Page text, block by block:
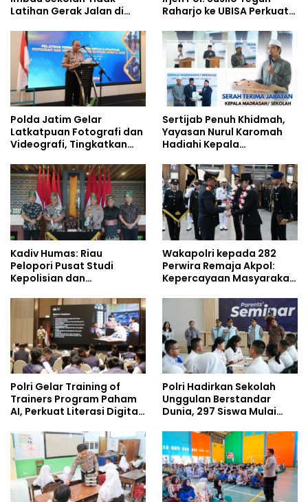
Latihan Gerak Jalan di
Raharjo ke UBISA Perkuat
Studi Kepolisian
Polda Jatim Gelar
Latkatpuan Fotografi dan
Videografi, Tingkatkan
Era Digital
Sertijab Penuh Khidmah,
Yayasan Nurul Karomah
Hadiahi Kepala
Umrah
Kadiv Humas: Riau
Pelopori Pusat Studi
Kepolisian dan
Policing Masuki Babak
Wakapolri kepada 282
Perwira Remaja Akpol:
Kepercayaan Masyarakat
Polri Gelar Training of
Trainers Program Paham
AI, Perkuat Literasi Digital
Polri Hadirkan Sekolah
Unggulan Berstandar
Dunia, 297 Siswa Mulai